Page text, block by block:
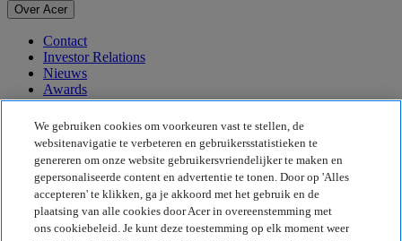
Over Acer
Contact
Investor Relations
Nieuws
Awards
Evenementen
Duurzaamheid
Duurzaamheid
Maatschappelijk verantwoord ondernemen
De CO2-voetafdruk van het product
Project Humanity
We gebruiken cookies om voorkeuren vast te stellen, de
websitenavigatie te verbeteren en gebruikersstatistieken te
genereren om onze website gebruikersvriendelijker te maken en
gepersonaliseerde content en advertentie te tonen. Door op 'Alles
accepteren' te klikken, ga je akkoord met het gebruik en de
plaatsing van alle cookies door Acer in overeenstemming met
ons cookiebeleid. Je kunt deze toestemming op elk moment weer